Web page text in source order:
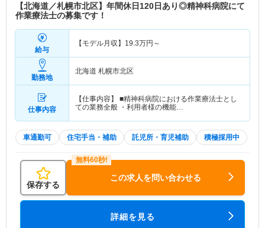
【北海道／札幌市北区】年間休日120日あり◎精神科病院にて
作業療法士の募集です！
給与
【モデル月収】 19.3万円～
勤務地
北海道 札幌市北区
仕事内容
【仕事内容】 ■精神科病院における作業療法士とし
ての業務全般 ・利用者様の機能…
車通勤可 住宅手当・補助 託児所・育児補助 積極採用中
保存する
この求人を問い合わせる
詳細を見る